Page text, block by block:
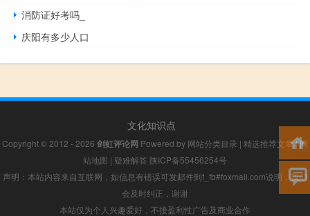
消防证好考吗_
庆阳有多少人口
文化知识点
Copyright © 2012 - 2026 剑虹评论网 Powered by 网站分类目录 | 精选推荐文章|网
站地图 | 疑难解答 陕ICP备55456254号
声明：本站内容来自互联网，如信息有错误可发邮件到f_fb#foxmail.com说明，我们
会及时纠正，谢谢
本站仅为个人兴趣爱好，不接盈利性广告及商业合作